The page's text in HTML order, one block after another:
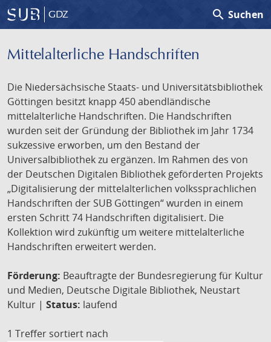
GDZ search Suchen
Mittelalterliche Handschriften
Die Niedersächsische Staats- und Universitätsbibliothek
Göttingen besitzt knapp 450 abendländische
mittelalterliche Handschriften. Die Handschriften
wurden seit der Gründung der Bibliothek im Jahr 1734
sukzessive erworben, um den Bestand der
Universalbibliothek zu ergänzen. Im Rahmen des von
der Deutschen Digitalen Bibliothek geförderten Projekts
„Digitalisierung der mittelalterlichen volkssprachlichen
Handschriften der SUB Göttingen“ wurden in einem
ersten Schritt 74 Handschriften digitalisiert. Die
Kollektion wird zukünftig um weitere mittelalterliche
Handschriften erweitert werden.
Förderung: Beauftragte der Bundesregierung für Kultur
und Medien, Deutsche Digitale Bibliothek, Neustart
Kultur | Status: laufend
1 Treffer sortiert nach